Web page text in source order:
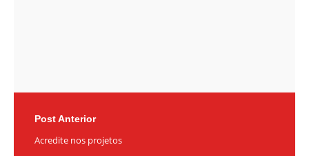
Post Anterior
Acredite nos projetos